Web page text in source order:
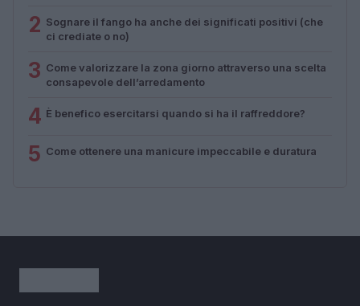
2 Sognare il fango ha anche dei significati positivi (che
ci crediate o no)
3 Come valorizzare la zona giorno attraverso una scelta
consapevole dell’arredamento
4 È benefico esercitarsi quando si ha il raffreddore?
5 Come ottenere una manicure impeccabile e duratura